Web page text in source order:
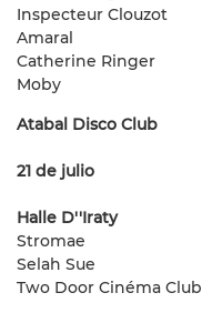
Inspecteur Clouzot
Amaral
Catherine Ringer
Moby
Atabal Disco Club
21 de julio
Halle D''Iraty
Stromae
Selah Sue
Two Door Cinéma Club